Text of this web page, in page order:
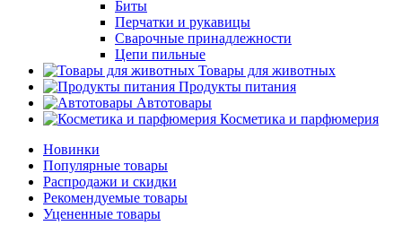
Биты
Перчатки и рукавицы
Сварочные принадлежности
Цепи пильные
Товары для животных
Продукты питания
Автотовары
Косметика и парфюмерия
Новинки
Популярные товары
Распродажи и скидки
Рекомендуемые товары
Уцененные товары